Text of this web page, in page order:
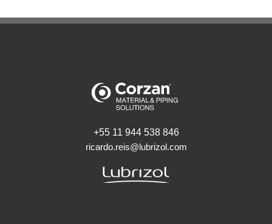
+55 11 944 538 846
ricardo.reis@lubrizol.com